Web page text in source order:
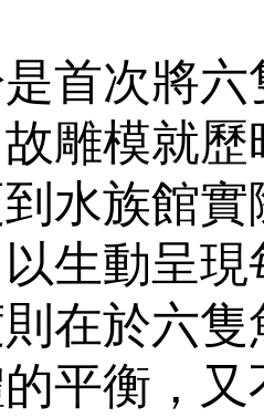
首次將
雕模就
水族館
生動呈
在於六
平衡，